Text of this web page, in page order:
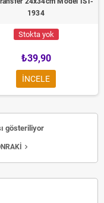
1934
Stokta yok
₺39,90
INCELE
gösteriliyor
navigate_next